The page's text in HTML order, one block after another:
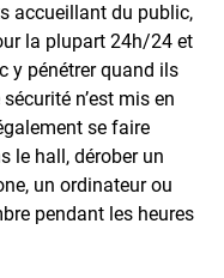
accueillant du public,
la plupart 24h/24 et
y pénétrer quand ils
n’est mis en
se faire
le hall, dérober un
un ordinateur ou
pendant les heures